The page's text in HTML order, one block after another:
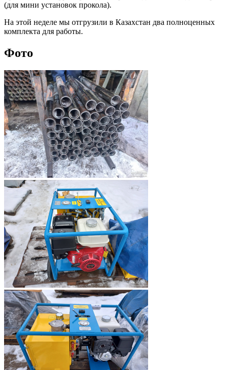
(для мини установок прокола).
На этой неделе мы отгрузили в Казахстан два полноценных
комплекта для работы.
Фото